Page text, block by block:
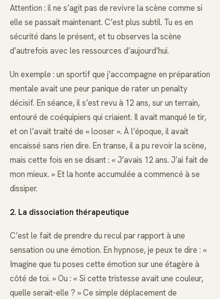
Attention : il ne s’agit pas de revivre la scène comme si
elle se passait maintenant. C’est plus subtil. Tu es en
sécurité dans le présent, et tu observes la scène
d’autrefois avec les ressources d’aujourd’hui.
Un exemple : un sportif que j’accompagne en préparation
mentale avait une peur panique de rater un penalty
décisif. En séance, il s’est revu à 12 ans, sur un terrain,
entouré de coéquipiers qui criaient. Il avait manqué le tir,
et on l’avait traité de « looser ». À l’époque, il avait
encaissé sans rien dire. En transe, il a pu revoir la scène,
mais cette fois en se disant : « J’avais 12 ans. J’ai fait de
mon mieux. » Et la honte accumulée a commencé à se
dissiper.
2. La dissociation thérapeutique
C’est le fait de prendre du recul par rapport à une
sensation ou une émotion. En hypnose, je peux te dire : «
Imagine que tu poses cette émotion sur une étagère à
côté de toi. » Ou : « Si cette tristesse avait une couleur,
quelle serait-elle ? » Ce simple déplacement de